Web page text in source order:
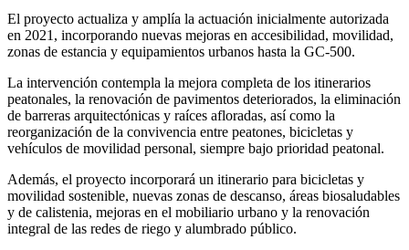
El proyecto actualiza y amplía la actuación inicialmente autorizada
en 2021, incorporando nuevas mejoras en accesibilidad, movilidad,
zonas de estancia y equipamientos urbanos hasta la GC-500.
La intervención contempla la mejora completa de los itinerarios
peatonales, la renovación de pavimentos deteriorados, la eliminación
de barreras arquitectónicas y raíces afloradas, así como la
reorganización de la convivencia entre peatones, bicicletas y
vehículos de movilidad personal, siempre bajo prioridad peatonal.
Además, el proyecto incorporará un itinerario para bicicletas y
movilidad sostenible, nuevas zonas de descanso, áreas biosaludables
y de calistenia, mejoras en el mobiliario urbano y la renovación
integral de las redes de riego y alumbrado público.